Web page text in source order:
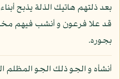
بعد ذلتهم هاتيك الذلة يذبح
قد علا فرعون و أنشب فيهم
بجوره.
أنشأه و الجو ذلك الجو المظلم